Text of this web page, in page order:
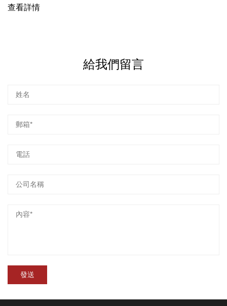
查看詳情
給我們留言